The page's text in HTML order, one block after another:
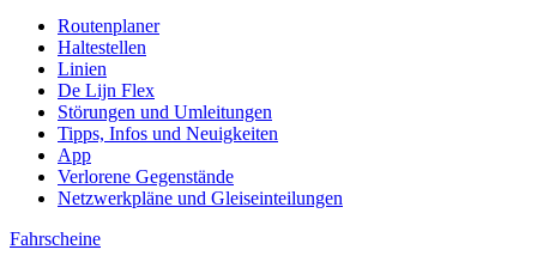
Routenplaner
Haltestellen
Linien
De Lijn Flex
Störungen und Umleitungen
Tipps, Infos und Neuigkeiten
App
Verlorene Gegenstände
Netzwerkpläne und Gleiseinteilungen
Fahrscheine